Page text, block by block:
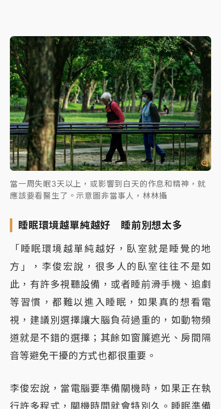
當一周失眠3天以上，或影響到白天的作息和精神，就
應該要看醫生了。示意圖非當事人，林林攝
睡眠環境越單純越好 睡前別想太多
「睡眠環境越單純越好，臥室就是睡覺的地
方」，李俊宏說，很多人的臥室往往不是如
此，有許多視聽設備，或者睡前滑手機、追劇
等習慣，都難以進入睡眠，如果真的想看電
視，建議別選擇讓大腦負荷過重的，如動物頻
道就是不錯的選擇；其餘如窗簾遮光、房間隔
音等避免干擾的方式也都很重要。
李俊宏說，當電腦要準備關機時，如果正在執
行許多程式，關機時間就會特別久。睡眠準備